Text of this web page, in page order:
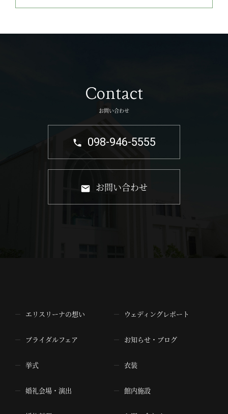
Contact
お問い合わせ
098-946-5555
お問い合わせ
エリスリーナの想い
ブライダルフェア
挙式
婚礼会場・演出
ウェディングレポート
お知らせ・ブログ
衣装
館内施設